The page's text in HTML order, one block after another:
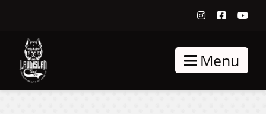
Menu